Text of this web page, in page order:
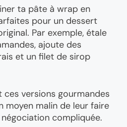
ta pâte à wrap en
pour un dessert
Par exemple, étale
ajoute des
et un filet de sirop
ces versions gourmandes
moyen malin de leur faire
compliquée.